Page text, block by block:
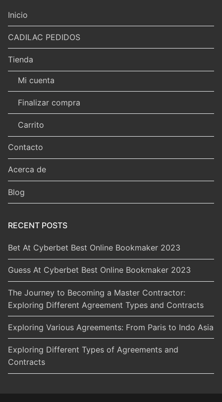
Inicio
CADILAC PEDIDOS
Tienda
Mi cuenta
Finalizar compra
Carrito
Contacto
Acerca de
Blog
RECENT POSTS
Bet At Cyberbet Best Online Bookmaker 2023
Guess At Cyberbet Best Online Bookmaker 2023
The Journey to Becoming a Master Contractor:
Exploring Different Agreement Types and Contracts
Exploring Various Agreements: From Paris to Indo Asia
Exploring Different Types of Agreements and
Contracts